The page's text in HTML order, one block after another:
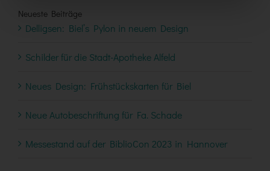
Neueste Beiträge
Delligsen: Biel’s Pylon in neuem Design
Schilder für die Stadt-Apotheke Alfeld
Neues Design: Frühstückskarten für Biel
Neue Autobeschriftung für Fa. Schade
Messestand auf der BiblioCon 2023 in Hannover